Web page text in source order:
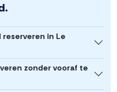
in Le
zonder vooraf te